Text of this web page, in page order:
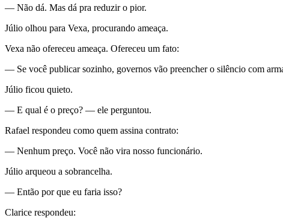
— Não dá. Mas dá pra reduzir o pior.
Júlio olhou para Vexa, procurando ameaça.
Vexa não ofereceu ameaça. Ofereceu um fato:
— Se você publicar sozinho, governos vão preencher o silêncio com
Júlio ficou quieto.
— E qual é o preço? — ele perguntou.
Rafael respondeu como quem assina contrato:
— Nenhum preço. Você não vira nosso funcionário.
Júlio arqueou a sobrancelha.
— Então por que eu faria isso?
Clarice respondeu: